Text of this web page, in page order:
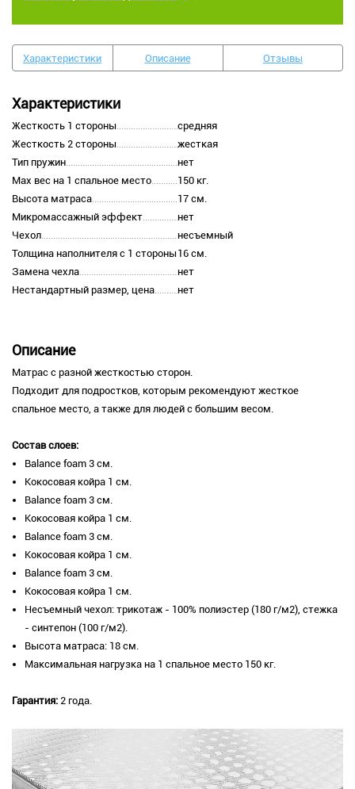
Характеристики Описание Отзывы
Характеристики
Жесткость 1 стороны
средняя
Жесткость 2 стороны
жесткая
Тип пружин
нет
Max вес на 1 спальное место
150 кг.
Высота матраса
17 см.
Микромассажный эффект
нет
Чехол
несъемный
Толщина наполнителя с 1 стороны16 см.
Замена чехла
нет
Нестандартный размер, цена
нет
Описание
Матрас с разной жесткостью сторон.
Подходит для подростков, которым рекомендуют жесткое
спальное место, а также для людей с большим весом.
Состав слоев:
​Balance foam 3 см.
Кокосовая койра 1 см.
Balance foam 3 см.
Кокосовая койра 1 см.
Balance foam 3 см.
Кокосовая койра 1 см.
Balance foam 3 см.
Кокосовая койра 1 см.
Несъемный чехол: трикотаж - 100% полиэстер (180 г/м2), стежка
- синтепон (100 г/м2).
Высота матраса: 18 см.
Максимальная нагрузка на 1 спальное место 150 кг.
Гарантия: 2 года.